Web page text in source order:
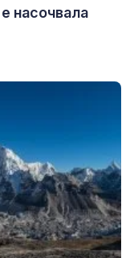
насочвала